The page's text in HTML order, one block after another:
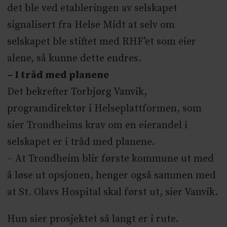
det ble ved etableringen av selskapet
signalisert fra Helse Midt at selv om
selskapet ble stiftet med RHF’et som eier
alene, så kunne dette endres.
– I tråd med planene
Det bekrefter Torbjørg Vanvik,
programdirektør i Helseplattformen, som
sier Trondheims krav om en eierandel i
selskapet er i tråd med planene.
– At Trondheim blir første kommune ut med
å løse ut opsjonen, henger også sammen med
at St. Olavs Hospital skal først ut, sier Vanvik.
Hun sier prosjektet så langt er i rute.